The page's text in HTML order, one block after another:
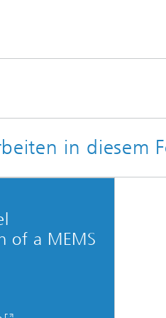
in diesem
of a MEMS